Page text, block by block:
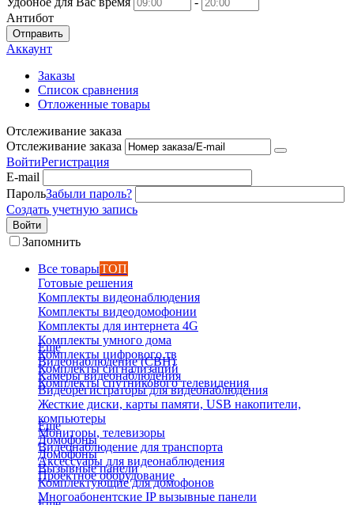
Антибот
Отправить
Аккаунт
Заказы
Список сравнения
Отложенные товары
Отслеживание заказа
Отслеживание заказа
ВойтиРегистрация
E-mail
ПарольЗабыли пароль?
Создать учетную запись
Войти
Запомнить
Все товарыТОП
Готовые решения
Комплекты видеонаблюдения
Комплекты видеодомофонии
Комплекты для интернета 4G
Комплекты умного дома
Комплекты цифрового тв
Комплекты сигнализаций
Комплекты спутникового телевидения
Еще
Видеонаблюдение (СВН)
Камеры видеонаблюдения
Видеорегистраторы для видеонаблюдения
Жесткие диски, карты памяти, USB накопители,
компьютеры
Мониторы, телевизоры
Видеонаблюдение для транспорта
Аксессуары для видеонаблюдения
Проектное оборудование
Еще
Домофоны
Домофоны
Вызывные панели
Комплектующие для домофонов
Многоабонентские IP вызывные панели